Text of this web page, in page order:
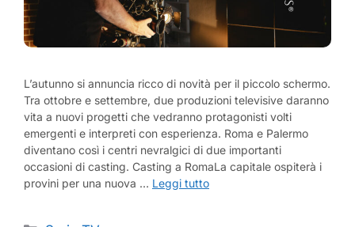
L’autunno si annuncia ricco di novità per il piccolo schermo.
Tra ottobre e settembre, due produzioni televisive daranno
vita a nuovi progetti che vedranno protagonisti volti
emergenti e interpreti con esperienza. Roma e Palermo
diventano così i centri nevralgici di due importanti
occasioni di casting. Casting a RomaLa capitale ospiterà i
provini per una nuova … Leggi tutto